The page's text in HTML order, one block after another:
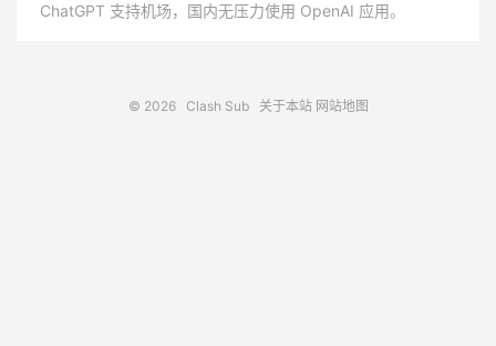
ChatGPT 支持机场，国内无压力使用 OpenAI 应用。
© 2026 Clash Sub 关于本站 网站地图